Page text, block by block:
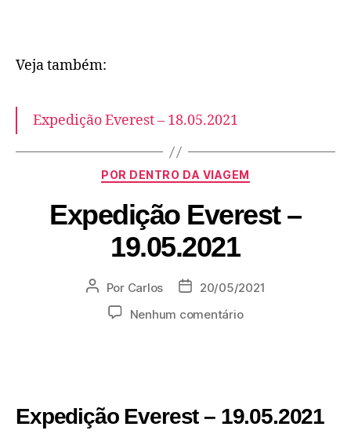
Veja também:
Expedição Everest – 18.05.2021
POR DENTRO DA VIAGEM
Expedição Everest –
19.05.2021
Por Carlos
20/05/2021
Nenhum comentário
Expedição Everest – 19.05.2021